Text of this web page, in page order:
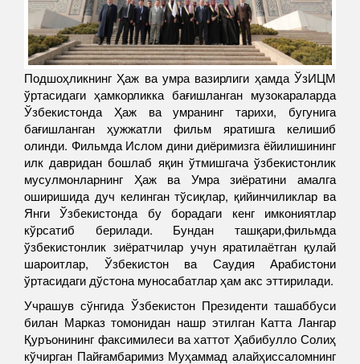
Подшоҳликнинг Ҳаж ва умра вазирлиги ҳамда ЎзИЦМ
ўртасидаги ҳамкорликка бағишланган музокараларда
Ўзбекистонда Ҳаж ва умранинг тарихи, бугунига
бағишланган ҳужжатли фильм яратишга келишиб
олинди. Фильмда Ислом дини диёримизга ёйилишининг
илк давридан бошлаб яқин ўтмишгача ўзбекистонлик
мусулмонларнинг Ҳаж ва Умра зиёратини амалга
оширишида дуч келинган тўсиқлар, қийинчиликлар ва
Янги Ўзбекистонда бу борадаги кенг имкониятлар
кўрсатиб берилади. Бундан ташқари,фильмда
ўзбекистонлик зиёратчилар учун яратилаётган қулай
шароитлар, Ўзбекистон ва Саудия Арабистони
ўртасидаги дўстона муносабатлар ҳам акс эттирилади.
Учрашув сўнгида Ўзбекистон Президенти ташаббуси
билан Марказ томонидан нашр этилган Катта Лангар
Қуръонининг факсимилеси ва хаттот Ҳабибулло Солиҳ
кўчирган Пайғамбаримиз Муҳаммад алайҳиссаломнинг